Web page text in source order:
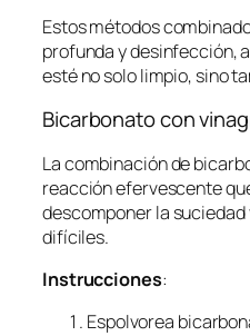
Estos métodos
profunda y desinfección,
esté no solo limpio, sino
Bicarbonato con
La combinación de
reacción efervescente
descomponer la suciedad
difíciles.
Instrucciones:
Espolvorea